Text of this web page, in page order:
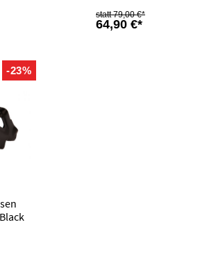
64,90 €*
79,00 €*
-23%